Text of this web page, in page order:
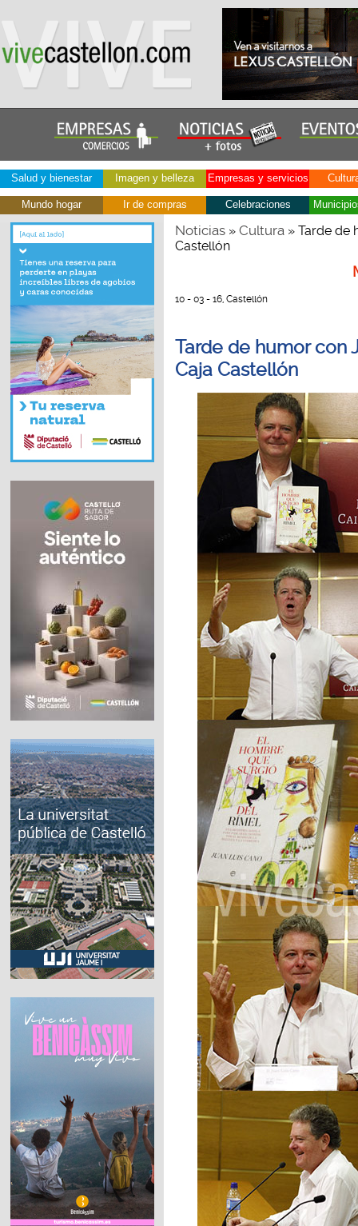
Salud y bienestar Imagen y belleza Empresas y servicios
Mundo hogar Ir de compras Celebraciones
Noticias» Cultura» Tarde de
Castellón
10 - 03 - 16, Castellón
Tarde de humor con
Caja Castellón